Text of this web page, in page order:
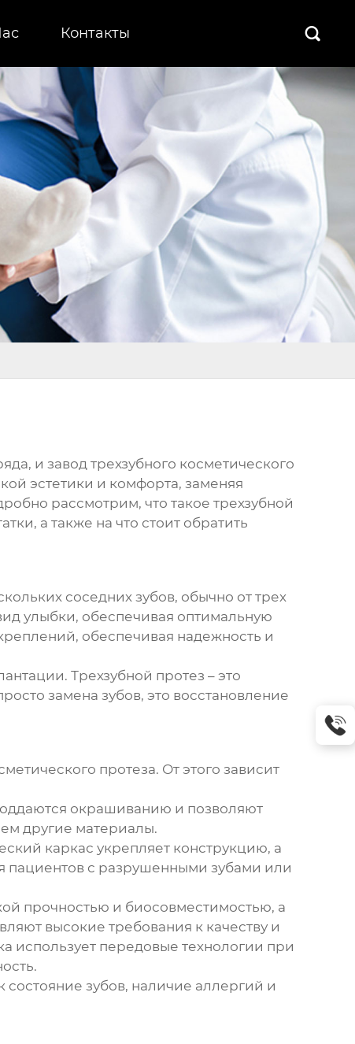
Контакты 
и завод трехзубного косметического
эстетики и комфорта, заменяя
рассмотрим, что такое трехзубной
а также на что стоит обратить
соседних зубов, обычно от трех
улыбки, обеспечивая оптимальную
обеспечивая надежность и
Трехзубной протез – это
замена зубов, это восстановление
протеза. От этого зависит
окрашиванию и позволяют
другие материалы.
каркас укрепляет конструкцию, а
пациентов с разрушенными зубами или
прочностью и биосовместимостью, а
высокие требования к качеству и
использует передовые технологии при
зубов, наличие аллергий и